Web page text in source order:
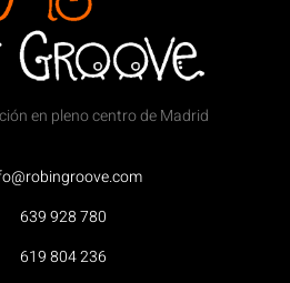
en pleno centro de Madrid
639 928 780
619 804 236